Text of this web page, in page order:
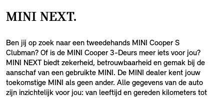
MINI NEXT.
Ben jij op zoek naar een tweedehands MINI Cooper S
Clubman? Of is de MINI Cooper 3-Deurs meer iets voor jou?
MINI NEXT biedt zekerheid, betrouwbaarheid en gemak bij de
aanschaf van een gebruikte MINI. De MINI dealer kent jouw
toekomstige MINI als geen ander. Alle gegevens van de auto
zijn inzichtelijk voor jou: van leeftijd en gereden kilometers tot